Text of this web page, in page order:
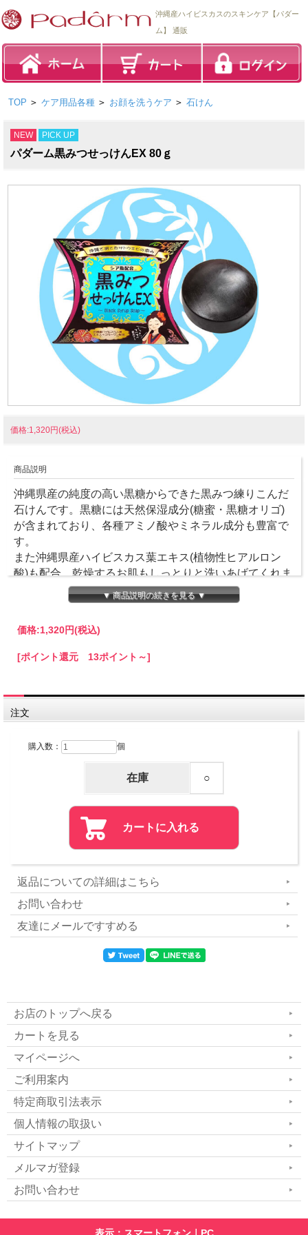
沖縄産ハイビスカスのスキンケア【パダー
ム】 通販
TOP > ケア用品各種 > お顔を洗うケア > 石けん
NEW PICK UP
パダーム黒みつせっけんEX 80ｇ
価格:1,320円(税込)
商品説明
沖縄県産の純度の高い黒糖からできた黒みつ練りこんだ
石けんです。黒糖には天然保湿成分(糖蜜・黒糖オリゴ)
が含まれており、各種アミノ酸やミネラル成分も豊富で
す。
また沖縄県産ハイビスカス葉エキス(植物性ヒアルロン
酸)も配合、乾燥するお肌もしっとりと洗いあげてくれま
す。お顔はもちろん体にもお使いいただけます。
▼ 商品説明の続きを見る ▼
価格:1,320円(税込)
[ポイント還元 13ポイント～]
注文
購入数： 個
在庫 ○
返品についての詳細はこちら
お問い合わせ
友達にメールですすめる
お店のトップへ戻る
カートを見る
マイページへ
ご利用案内
特定商取引法表示
個人情報の取扱い
サイトマップ
メルマガ登録
お問い合わせ